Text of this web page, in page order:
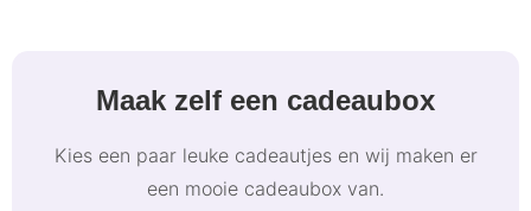
Maak zelf een cadeaubox
Kies een paar leuke cadeautjes en wij maken er
een mooie cadeaubox van.